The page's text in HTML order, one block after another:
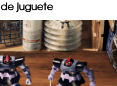
de juguete